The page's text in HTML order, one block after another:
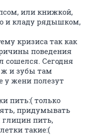
или книжкой,
и кладу рядышком,
кризиса так как
поведения
сошелся. Сегодня
ж и зубы там
у жени полезут
пить:( только
придумывать
глицин пить,
такие:(